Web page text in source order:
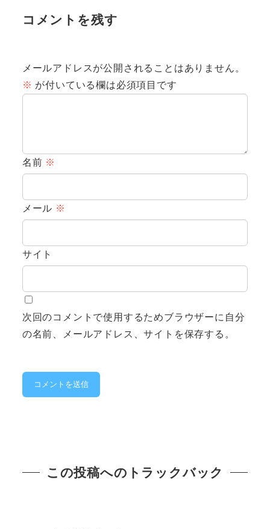
コメントを残す
メールアドレスが公開されることはありません。
※ が付いている欄は必須項目です
名前 ※
メール ※
サイト
次回のコメントで使用するためブラウザーに自分
の名前、メールアドレス、サイトを保存する。
この投稿へのトラックバック